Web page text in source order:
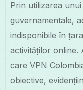
Prin utilizarea
guvernamentale,
indisponibile în
activităților online.
care VPN
obiective,